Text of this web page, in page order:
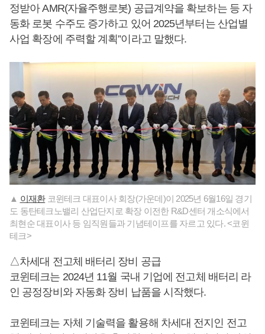
정받아 AMR(자율주행로봇) 공급계약을 확보하는 등 자
동화 로봇 수주도 증가하고 있어 2025년부터는 산업별
사업 확장에 주력할 계획”이라고 말했다.
▲ 이재환코윈테크 대표이사 회장(가운데)이 2025년 6월16일 경기
도 동탄테크노밸리 산업단지로 확장 이전한 R&D센터 개소식에서
최현순 대표이사 등 임직원들과 기념테이프를 자르고 있다. <코윈
테크>
△차세대 전고체 배터리 장비 공급
코윈테크는 2024년 11월 국내 기업에 전고체 배터리 라
인 공정장비와 자동화 장비 납품을 시작했다.
코윈테크는 자체 기술력을 활용해 차세대 전지인 전고